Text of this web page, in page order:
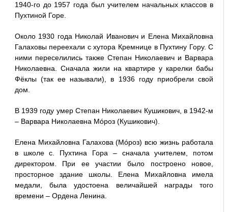
1940-го до 1957 года был учителем начальных классов в
Пухтиной Горе.
Около 1930 года Николай Иванович и Елена Михайловна
Галаховы переехали с хутора Кремнице в Пухтину Гору. С
ними переселились также Степан Николаевич и Варвара
Николаевна. Сначала жили на квартире у карелки бабы
Фёклы (так ее называли), в 1936 году приобрели свой
дом.
В 1939 году умер Степан Николаевич Кушикович, в 1942-м
– Варвара Николаевна Мóроз (Кушикович).
Елена Михайловна Галахова (Мóроз) всю жизнь работала
в школе с. Пухтина Гора – сначала учителем, потом
директором. При ее участии было построено новое,
просторное здание школы. Елена Михайловна имела
медали, была удостоена величайшей награды того
времени – Ордена Ленина.